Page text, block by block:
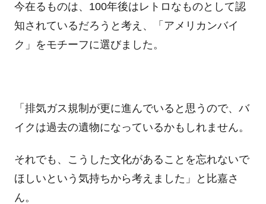
今在るものは、100年後はレトロなものとして認
知されているだろうと考え、「アメリカンバイ
ク」をモチーフに選びました。
「排気ガス規制が更に進んでいると思うので、バ
イクは過去の遺物になっているかもしれません。
それでも、こうした文化があることを忘れないで
ほしいという気持ちから考えました」と比嘉さ
ん。